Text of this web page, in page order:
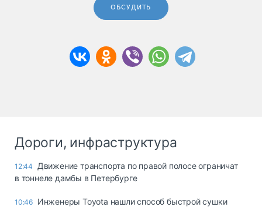
ОБСУДИТЬ
Дороги, инфраструктура
12:44
Движение транспорта по правой полосе ограничат
в тоннеле дамбы в Петербурге
10:46 Инженеры Toyota нашли способ быстрой сушки